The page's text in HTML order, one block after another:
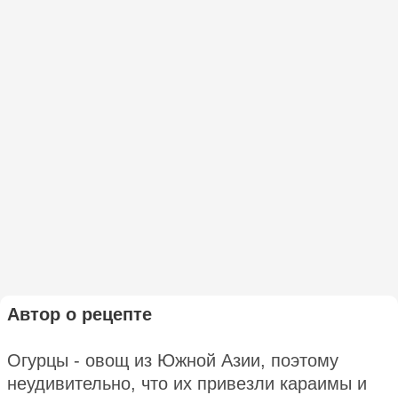
Автор о рецепте
Огурцы - овощ из Южной Азии, поэтому
неудивительно, что их привезли караимы и